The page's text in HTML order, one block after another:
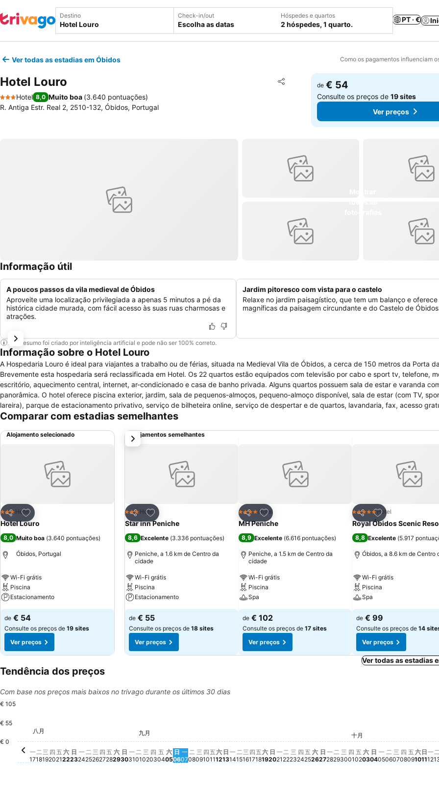
Destino Check-in/out
Escolha as datas
Hóspedes e quartos
2 hóspedes, 1 quarto.
PT · €
Ver todas as estadias em Óbidos Como os pagamentos influenciam
Hotel Louro Partilhar
Adicionar aos favoritos
3 Estrelas
Hotel 8,0 Muito boa (3.640 pontuações)
R. Antiga Estr. Real 2, 2510-132, Óbidos, Portugal
de € 54
Consulte os preços de19 sites
Ver preços
Informação útil
A poucos passos da vila medieval de Óbidos
Aproveite uma localização privilegiada a apenas 5 minutos a pé da
histórica cidade murada, com fácil acesso às suas ruas charmosas e
atrações.
Jardim pitoresco com vista para o castelo
Relaxe no jardim paisagístico, que tem um balanço e
magníficas da paisagem circundante e do Castelo de
Este resumo foi criado por inteligência artificial e pode não ser 100% correto.
Informação sobre o Hotel Louro
A Hospedaria Louro é ideal para viajantes a trabalho ou de férias, situada na Medieval Vila de Óbidos, a cerca de 150 metros da Porta
Brevemente esta hospedaria será reclassificada em Hotel. Os 22 quartos estão equipados com televisão por cabo e sport tv, telefone,
escritório, aquecimento central, internet, ar-condicionado e casa de banho privada. Alguns quartos possuem sala de estar e varanda
panorâmica. O hotel oferece piscina exterior, jardim, sala de pequenos-almoços, pequeno-almoço disponível, sala de estar (com TV,
lareira), parque de estacionamento privativo, serviço de bilheteira online, serviço de despertar e de quartos, lavandaria, fax, acesso
Internet disponível. A equipa da hospedaria pode fazer reservas de actividades da preferência do hóspede (passeios de charrete, de
Comparar com estadias semelhantes
Alojamento selecionado
Partilhar
Adicionar aos favoritos
3 Estrelas
Hotel
Hotel Louro
8,0 Muito boa (3.640 pontuações)
Óbidos, Portugal
Wi-Fi grátis
Piscina
Estacionamento
de € 54
Consulte os preços de 19 sites
Ver preços
Alojamentos semelhantes
Partilhar
Adicionar aos favoritos
3 Estrelas
Hotel
Star inn Peniche
8,6 Excelente (3.336 pontuações)
Peniche, a 1.6 km de Centro da
cidade
Wi-Fi grátis
Piscina
Estacionamento
de € 55
Consulte os preços de 18 sites
Ver preços
Partilhar
Adicionar aos favoritos
4 EstrelasHotel
MH Peniche
8,9 Excelente (6.616 pontuações)
Peniche, a 1.5 km de Centro da
cidade
Wi-Fi grátis
Piscina
Spa
de € 102
Consulte os preços de 17 sites
Ver preços
Partilhar
Adicionar aos
5 EstrelasHotel
Royal Óbidos Scenic
8,8 Excelente (5.917
Óbidos, a 8.6 km de Centro
Wi-Fi grátis
Piscina
Spa
de € 99
Consulte os preços de 14
Ver preços
próximo
Ver todas as estadias
Tendência dos preços
Com base nos preços mais baixos no trivago durante os últimos 30 dias
€ 105
€ 55
€ 0
星期一, 八月 17
€ 92
八月
一
17
星期二, 八月 18
€ 105
二
18
三
19
四
20
五
21
六
22
日
23
一
24
星期二, 八月 25
二
25
星期三, 八月 26
三
26
星期四, 八月 27
四
27
星期五, 八月 28
五
28
星期六, 八月 29
六
29
星期日, 八月 30
€ 93
日
30
星期一, 八月 31
€ 93
一
31
星期二, 九月 01
€ 83
九月
二
01
星期三, 九月 02
€ 83
三
02
星期四, 九月 03
Não há preço disponível para esta data
四
03
五
04
六
05
日
06
一
07
二
08
三
09
四
10
五
11
六
12
日
13
一
14
二
15
三
16
四
17
五
18
星期六, 九月 19
Não há preço disponível para esta data
六
19
日
20
一
21
二
22
三
23
星期四, 九月 24
四
24
星期五, 九月 25
五
25
星期六, 九月 26
六
26
星期日, 九月 27
日
27
星期一, 九月 28
一
28
星期二, 九月 29
€ 84
二
29
星期三, 九月 30
€ 85
三
30
星期四, 十月 01
€ 73
十月
四
01
星期五, 十月 02
€ 73
五
02
六
03
日
04
一
05
二
06
三
07
四
08
五
09
六
10
日
11
一
12